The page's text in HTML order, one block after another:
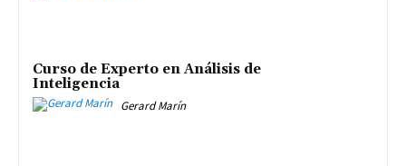
Curso de Experto en Análisis de
Inteligencia
Gerard Marín